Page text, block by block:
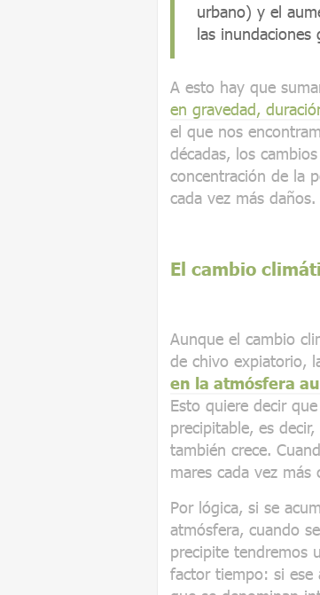
urbano) y el
las inundaciones
A esto hay que
en gravedad,
el que nos
décadas, los
concentración de la
cada vez más daños.
El cambio
Aunque el cambio
de chivo expiatorio,
en la atmósfera
Esto quiere decir que
precipitable, es
también crece.
mares cada vez
Por lógica, si se
atmósfera, cuando
precipite tendremos
factor tiempo: si ese